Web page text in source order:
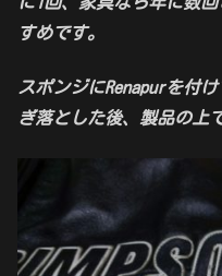
すめです。
スポンジにRenapurを付
ぎ落とした後、製品の上